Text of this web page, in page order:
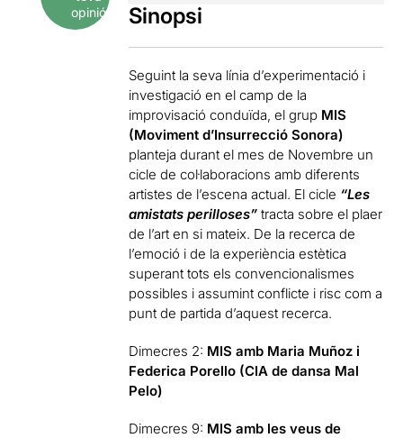
opinió
Sinopsi
Seguint la seva línia d’experimentació i
investigació en el camp de la
improvisació conduïda, el grup MIS
(Moviment d’Insurrecció Sonora)
planteja durant el mes de Novembre un
cicle de col·laboracions amb diferents
artistes de l’escena actual. El cicle “Les
amistats perilloses” tracta sobre el plaer
de l’art en si mateix. De la recerca de
l’emoció i de la experiència estètica
superant tots els convencionalismes
possibles i assumint conflicte i risc com a
punt de partida d’aquest recerca.
Dimecres 2: MIS amb Maria Muñoz i
Federica Porello (CIA de dansa Mal
Pelo)
Dimecres 9: MIS amb les veus de